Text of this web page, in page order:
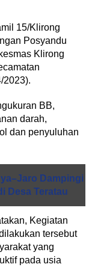
15/Klirong
Posyandu
Klirong
2023).
BB,
darah,
dan penyuluhan
Dampingi
Desa Teratau
Kegiatan
tersebut
yang
pada usia